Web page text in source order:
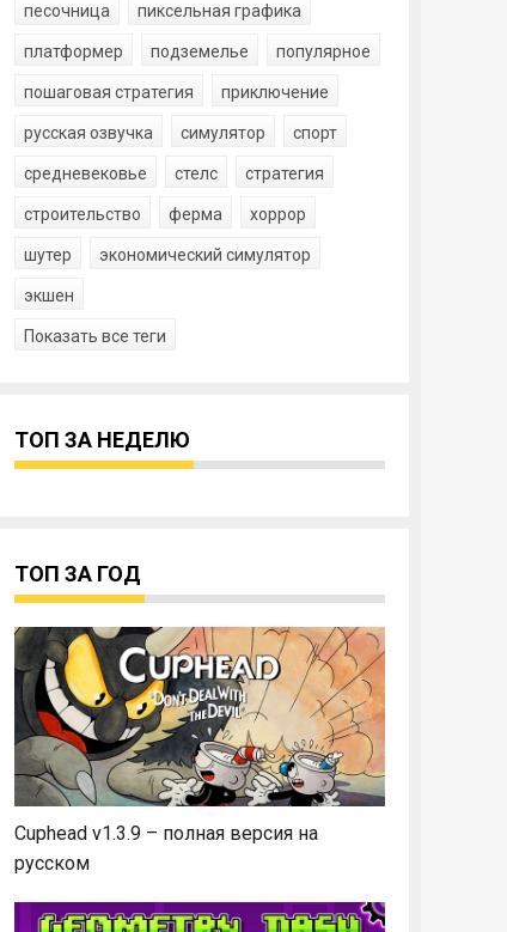
песочница пиксельная графика
платформер подземелье популярное
пошаговая стратегия приключение
русская озвучка симулятор спорт
средневековье стелс стратегия
строительство ферма хоррор
шутер экономический симулятор
экшен
Показать все теги
ТОП ЗА НЕДЕЛЮ
ТОП ЗА ГОД
Cuphead v1.3.9 – полная версия на
русском